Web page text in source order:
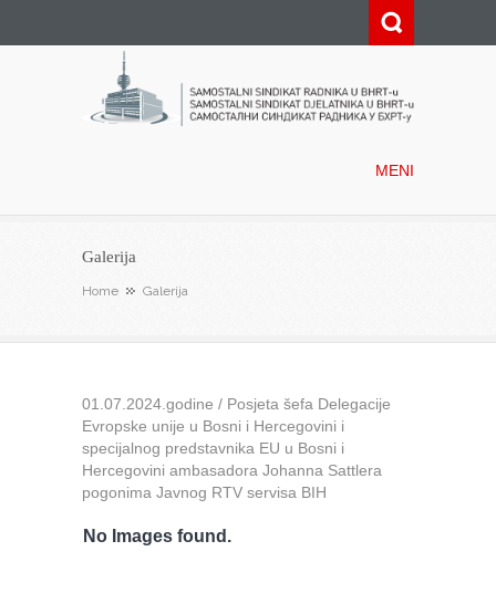
MENI
Galerija
Home Galerija
01.07.2024.godine / Posjeta šefa Delegacije
Evropske unije u Bosni i Hercegovini i
specijalnog predstavnika EU u Bosni i
Hercegovini ambasadora Johanna Sattlera
pogonima Javnog RTV servisa BIH
No Images found.